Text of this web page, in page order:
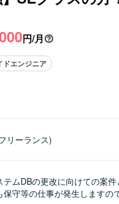
円/月
ドエンジニア
リーランス)
テムDBの更改に向けての案件
保守等の仕事が発生しますの